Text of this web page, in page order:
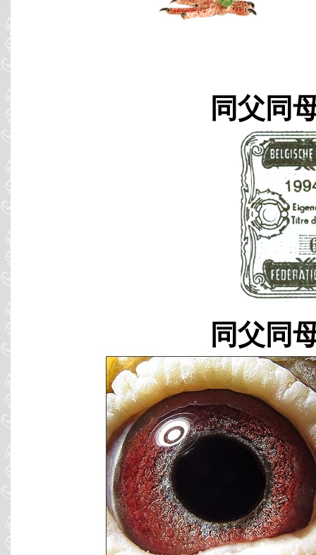
同父同
同父同